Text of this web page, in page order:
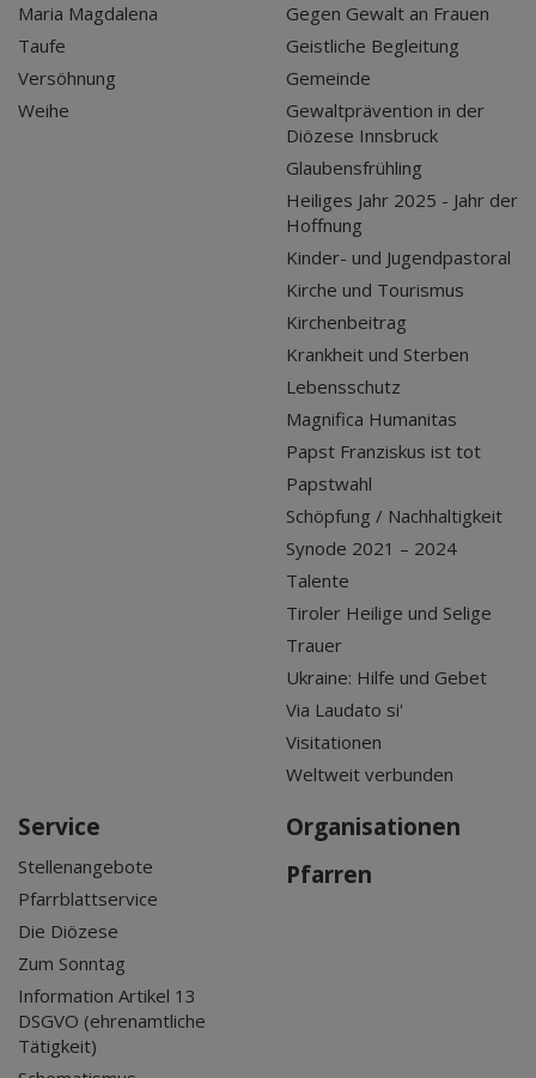
Maria Magdalena
Taufe
Versöhnung
Weihe
Gegen Gewalt an Frauen
Geistliche Begleitung
Gemeinde
Gewaltprävention in der
Diözese Innsbruck
Glaubensfrühling
Heiliges Jahr 2025 - Jahr der
Hoffnung
Kinder- und Jugendpastoral
Kirche und Tourismus
Kirchenbeitrag
Krankheit und Sterben
Lebensschutz
Magnifica Humanitas
Papst Franziskus ist tot
Papstwahl
Schöpfung / Nachhaltigkeit
Synode 2021 – 2024
Talente
Tiroler Heilige und Selige
Trauer
Ukraine: Hilfe und Gebet
Via Laudato si'
Visitationen
Weltweit verbunden
Service
Stellenangebote
Pfarrblattservice
Die Diözese
Zum Sonntag
Information Artikel 13
DSGVO (ehrenamtliche
Tätigkeit)
Organisationen
Pfarren